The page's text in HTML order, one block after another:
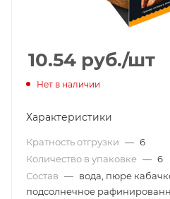
10.54 руб./шт
Нет в наличии
Характеристики
Кратность отгрузки — 6
Количество в упаковке — 6
Состав — вода, пюре
подсолнечное